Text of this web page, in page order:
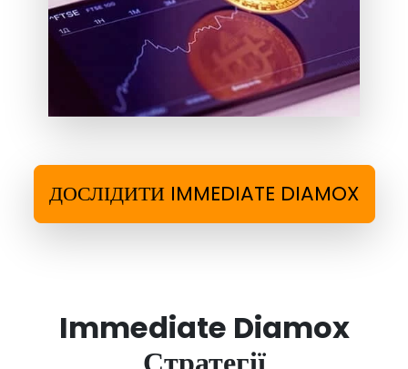
ДОСЛІДИТИ IMMEDIATE DIAMOX
Immediate Diamox